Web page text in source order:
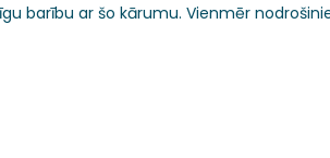
barību ar šo kārumu. Vienmēr